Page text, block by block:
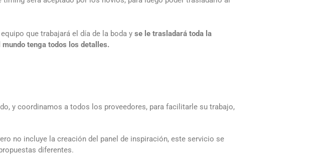
que trabajará el día de la boda y se le trasladará toda la
tenga todos los detalles.
y coordinamos a todos los proveedores, para facilitarle su trabajo,
no incluye la creación del panel de inspiración, este servicio se
diferentes.